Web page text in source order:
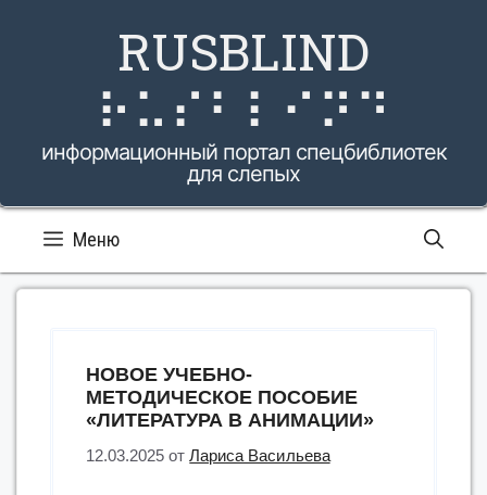
RUSBLIND
⠗⠥⠎⠃⠇⠊⠝⠙
информационный портал спецбиблиотек
для слепых
Меню
НОВОЕ УЧЕБНО-
МЕТОДИЧЕСКОЕ ПОСОБИЕ
«ЛИТЕРАТУРА В АНИМАЦИИ»
12.03.2025 отЛариса Васильева